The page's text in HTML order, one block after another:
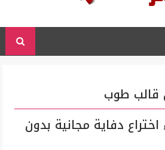
قالب طوب
اختراع دفاية مجانية بدون